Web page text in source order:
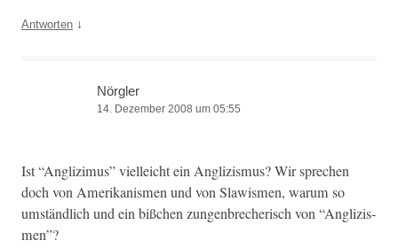
Antworten ↓
Nörgler
14. Dezember 2008 um 05:55
Ist “Angliz­imus” vielle­icht ein Anglizis­mus? Wir sprechen
doch von Amerikanis­men und von Slaw­is­men, warum so
umständlich und ein bißchen zun­gen­brecherisch von “Anglizis­
men”?